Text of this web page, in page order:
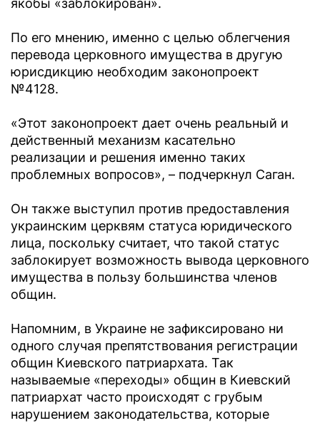
якобы «заблокирован».
По его мнению, именно с целью облегчения
перевода церковного имущества в другую
юрисдикцию необходим законопроект
№4128.
«Этот законопроект дает очень реальный и
действенный механизм касательно
реализации и решения именно таких
проблемных вопросов», – подчеркнул Саган.
Он также выступил против предоставления
украинским церквям статуса юридического
лица, поскольку считает, что такой статус
заблокирует возможность вывода церковного
имущества в пользу большинства членов
общин.
Напомним, в Украине не зафиксировано ни
одного случая препятствования регистрации
общин Киевского патриархата. Так
называемые «переходы» общин в Киевский
патриархат часто происходят с грубым
нарушением законодательства, которые